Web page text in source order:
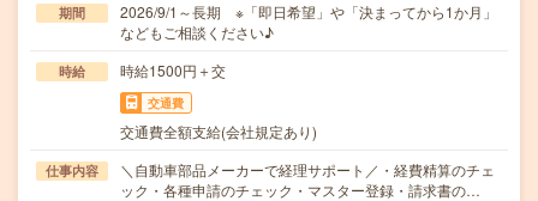
期間
2026/9/1～長期 ※「即日希望」や「決まってから1か月」
などもご相談ください♪
時給 時給1500円＋交
交通費
交通費全額支給(会社規定あり)
仕事内容
＼自動車部品メーカーで経理サポート／・経費精算のチェ
ック・各種申請のチェック・マスター登録・請求書の…